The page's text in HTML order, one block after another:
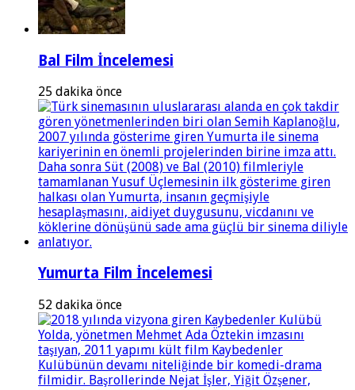
Bal Film İncelemesi
25 dakika önce
Yumurta Film İncelemesi
52 dakika önce